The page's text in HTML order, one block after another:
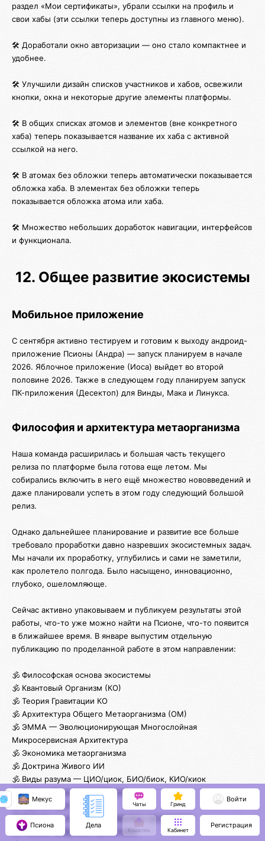
раздел «Мои сертификаты», убрали ссылки на профиль и
свои хабы (эти ссылки теперь доступны из главного меню).
🛠️ Доработали окно авторизации — оно стало компактнее и
удобнее.
🛠️ Улучшили дизайн списков участников и хабов, освежили
кнопки, окна и некоторые другие элементы платформы.
🛠️ В общих списках атомов и элементов (вне конкретного
хаба) теперь показывается название их хаба с активной
ссылкой на него.
🛠️ В атомах без обложки теперь автоматически показывается
обложка хаба. В элементах без обложки теперь
показывается обложка атома или хаба.
🛠️ Множество небольших доработок навигации, интерфейсов
и функционала.
12. Общее развитие экосистемы
Мобильное приложение
С сентября активно тестируем и готовим к выходу андроид-
приложение Псионы (Андра) — запуск планируем в начале
2026. Яблочное приложение (Иоса) выйдет во второй
половине 2026. Также в следующем году планируем запуск
ПК-приложения (Десектоп) для Винды, Мака и Линукса.
Философия и архитектура метаорганизма
Наша команда расширилась и большая часть текущего
релиза по платформе была готова еще летом. Мы
собирались включить в него ещё множество нововведений и
даже планировали успеть в этом году следующий большой
релиз.
Однако дальнейшее планирование и развитие все больше
требовало проработки давно назревших экосистемных задач.
Мы начали их проработку, углубились и сами не заметили,
как пролетело полгода. Было насыщено, инновационно,
глубоко, ошеломляюще.
Сейчас активно упаковываем и публикуем результаты этой
работы, что-то уже можно найти на Псионе, что-то появится
в ближайшее время. В январе выпустим отдельную
публикацию по проделанной работе в этом направлении:
🕉️ Философская основа экосистемы
🕉️ Квантовый Организм (КО)
🕉️ Теория Гравитации КО
🕉️ Архитектура Общего Метаорганизма (ОМ)
🕉️ ЭММА — Эволюционирующая Многослойная
Микросервисная Архитектура
🕉️ Экономика метаорганизма
🕉️ Доктрина Живого ИИ
🕉️ Виды разума — ЦИО/циок, БИО/биок, КИО/киок
🕉️ Теория Музыкантов Разума
🕉️ Трактат Присутствия
🕉️ Пуфлер — интерфейс цифровых организмов
🕉️ Первые цифровые организмы
Мекус
Псиона Дела
Чаты Гринд
Кошелёк Кабинет
Войти
Регистрация